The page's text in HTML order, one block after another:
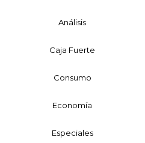
Análisis
Caja Fuerte
Consumo
Economía
Especiales